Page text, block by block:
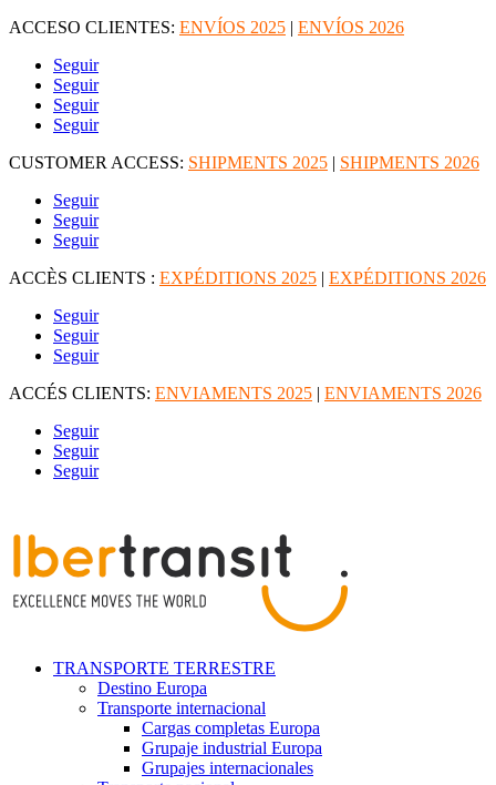
ACCESO CLIENTES: ENVÍOS 2025 | ENVÍOS 2026
Seguir
Seguir
Seguir
Seguir
CUSTOMER ACCESS: SHIPMENTS 2025 | SHIPMENTS 2026
Seguir
Seguir
Seguir
ACCÈS CLIENTS : EXPÉDITIONS 2025 | EXPÉDITIONS 2026
Seguir
Seguir
Seguir
ACCÉS CLIENTS: ENVIAMENTS 2025 | ENVIAMENTS 2026
Seguir
Seguir
Seguir
TRANSPORTE TERRESTRE
Destino Europa
Transporte internacional
Cargas completas Europa
Grupaje industrial Europa
Grupajes internacionales